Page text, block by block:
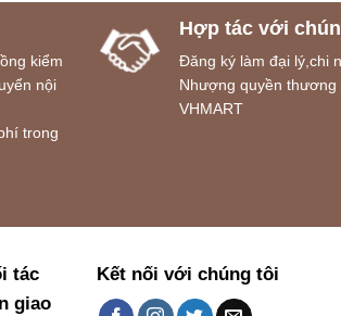
kiểm
nội
trong
Hợp tác với
Đăng ký làm đại lý,chi
Nhượng quyền thương
VHMART
tác
giao
Kết nối với chúng tôi